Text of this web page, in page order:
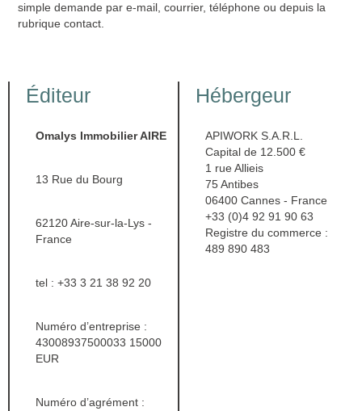
simple demande par e-mail, courrier, téléphone ou depuis la
rubrique contact.
Éditeur
Omalys Immobilier AIRE
13 Rue du Bourg
62120 Aire-sur-la-Lys -
France
tel : +33 3 21 38 92 20
Numéro d’entreprise :
43008937500033 15000
EUR
Numéro d’agrément :
Hébergeur
APIWORK S.A.R.L.
Capital de 12.500 €
1 rue Allieis
75 Antibes
06400 Cannes - France
+33 (0)4 92 91 90 63
Registre du commerce :
489 890 483